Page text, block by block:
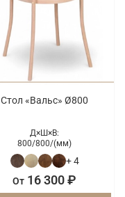
Стол «Вальс» Ø800
Д×Ш×В:
800/800/(мм)
+ 4
От 16 300 ₽